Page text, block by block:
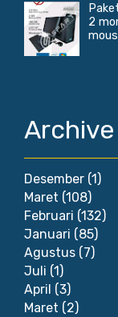
2
Archive
Desember (1)
Maret (108)
Februari (132)
Januari (85)
Agustus (7)
Juli (1)
April (3)
Maret (2)